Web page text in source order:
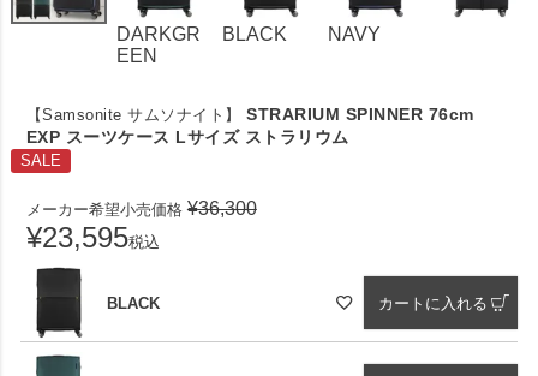
DARKGR
EEN
BLACK NAVY
【Samsonite サムソナイト】
STRARIUM SPINNER 76cm
EXP スーツケース Lサイズ ストラリウム
SALE
メーカー希望小売価格 ¥36,300
¥23,595税込
BLACK カートに入れる